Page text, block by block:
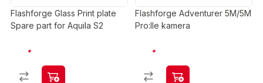
Flashforge Glass Print plate
Spare part for Aquila S2
Flashforge Adventurer 5M/5M
Pro:lle kamera